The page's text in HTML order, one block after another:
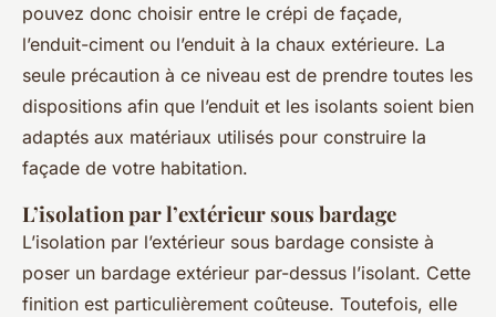
pouvez donc choisir entre le crépi de façade,
l’enduit-ciment ou l’enduit à la chaux extérieure. La
seule précaution à ce niveau est de prendre toutes les
dispositions afin que l’enduit et les isolants soient bien
adaptés aux matériaux utilisés pour construire la
façade de votre habitation.
L’isolation par l’extérieur sous bardage
L’isolation par l’extérieur sous bardage consiste à
poser un bardage extérieur par-dessus l’isolant. Cette
finition est particulièrement coûteuse. Toutefois, elle